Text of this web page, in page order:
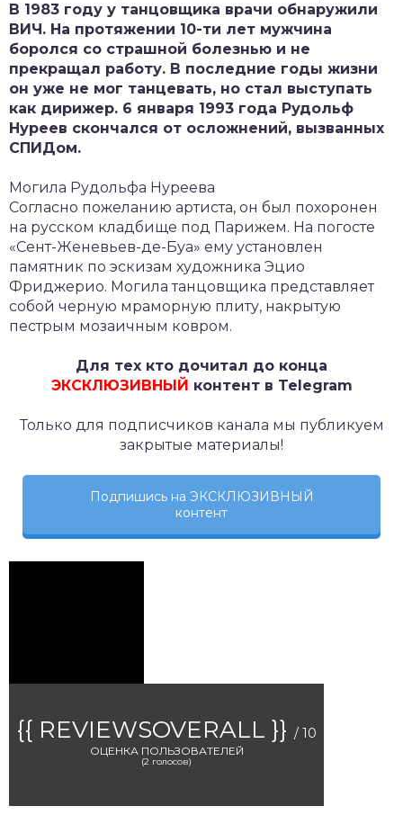
В 1983 году у танцовщика врачи обнаружили
ВИЧ. На протяжении 10-ти лет мужчина
боролся со страшной болезнью и не
прекращал работу. В последние годы жизни
он уже не мог танцевать, но стал выступать
как дирижер. 6 января 1993 года Рудольф
Нуреев скончался от осложнений, вызванных
СПИДом.
Могила Рудольфа Нуреева
Согласно пожеланию артиста, он был похоронен
на русском кладбище под Парижем. На погосте
«Сент-Женевьев-де-Буа» ему установлен
памятник по эскизам художника Эцио
Фриджерио. Могила танцовщика представляет
собой черную мраморную плиту, накрытую
пестрым мозаичным ковром.
Для тех кто дочитал до конца
ЭКСКЛЮЗИВНЫЙ контент в Telegram
Только для подписчиков канала мы публикуем
закрытые материалы!
Подпишись на ЭКСКЛЮЗИВНЫЙ
контент
{{ REVIEWSOVERALL }} / 10
ОЦЕНКА ПОЛЬЗОВАТЕЛЕЙ
(2 голосов)